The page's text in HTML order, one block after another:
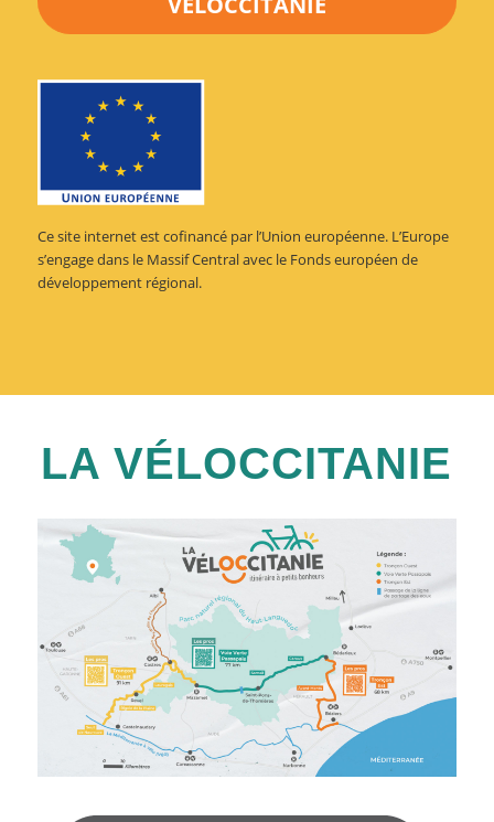
Ce site internet est cofinancé par l’Union européenne. L’Europe
s’engage dans le Massif Central avec le Fonds européen de
développement régional.
LA VÉLOCCITANIE